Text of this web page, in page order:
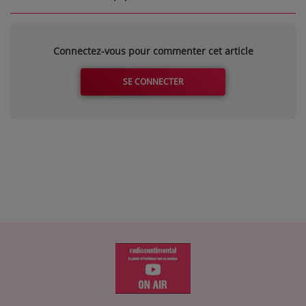
Connectez-vous pour commenter cet article
SE CONNECTER